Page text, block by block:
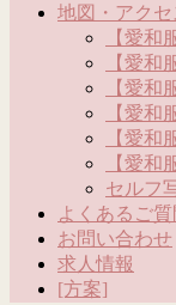
地図・アクセ
【愛和
【愛和
【愛和
【愛和
【愛和
【愛和
セルフ
よくあるご質
お問い合わせ
求人情報
[方案]